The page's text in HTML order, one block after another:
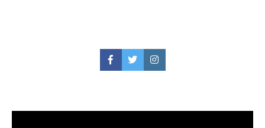
FacebookTwitterInstagram